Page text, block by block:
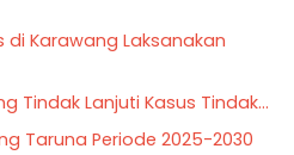
di Karawang Laksanakan
Tindak Lanjuti Kasus Tindak...
Taruna Periode 2025-2030